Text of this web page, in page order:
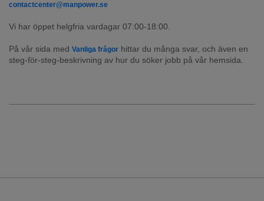
contactcenter@manpower.se
Vi har öppet helgfria vardagar 07:00-18:00.
På vår sida med Vanliga frågor hittar du många svar, och även en
steg-för-steg-beskrivning av hur du söker jobb på vår hemsida.